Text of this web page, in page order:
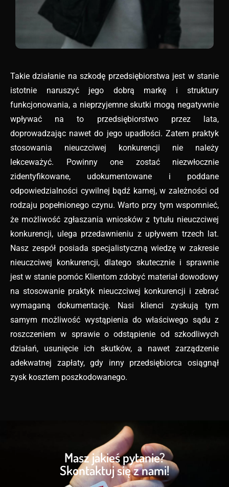
Takie działanie na szkodę przedsiębiorstwa jest w stanie
istotnie naruszyć jego dobrą markę i struktury
funkcjonowania, a nieprzyjemne skutki mogą negatywnie
wpływać na to przedsiębiorstwo przez lata,
doprowadzając nawet do jego upadłości. Zatem praktyk
stosowania nieuczciwej konkurencji nie należy
lekceważyć. Powinny one zostać niezwłocznie
zidentyfikowane, udokumentowane i poddane
odpowiedzialności cywilnej bądź karnej, w zależności od
rodzaju popełnionego czynu. Warto przy tym wspomnieć,
że możliwość zgłaszania wniosków z tytułu nieuczciwej
konkurencji, ulega przedawnieniu z upływem trzech lat.
Nasz zespół posiada specjalistyczną wiedzę w zakresie
nieuczciwej konkurencji, dlatego skutecznie i sprawnie
jest w stanie pomóc Klientom zdobyć materiał dowodowy
na stosowanie praktyk nieuczciwej konkurencji i zebrać
wymaganą dokumentację. Nasi klienci zyskują tym
samym możliwość wystąpienia do właściwego sądu z
roszczeniem w sprawie o odstąpienie od szkodliwych
działań, usunięcie ich skutków, a nawet zarządzenie
adekwatnej zapłaty, gdy inny przedsiębiorca osiągnął
zysk kosztem poszkodowanego.
Masz jakieś pytanie?
Skontaktuj się z nami!